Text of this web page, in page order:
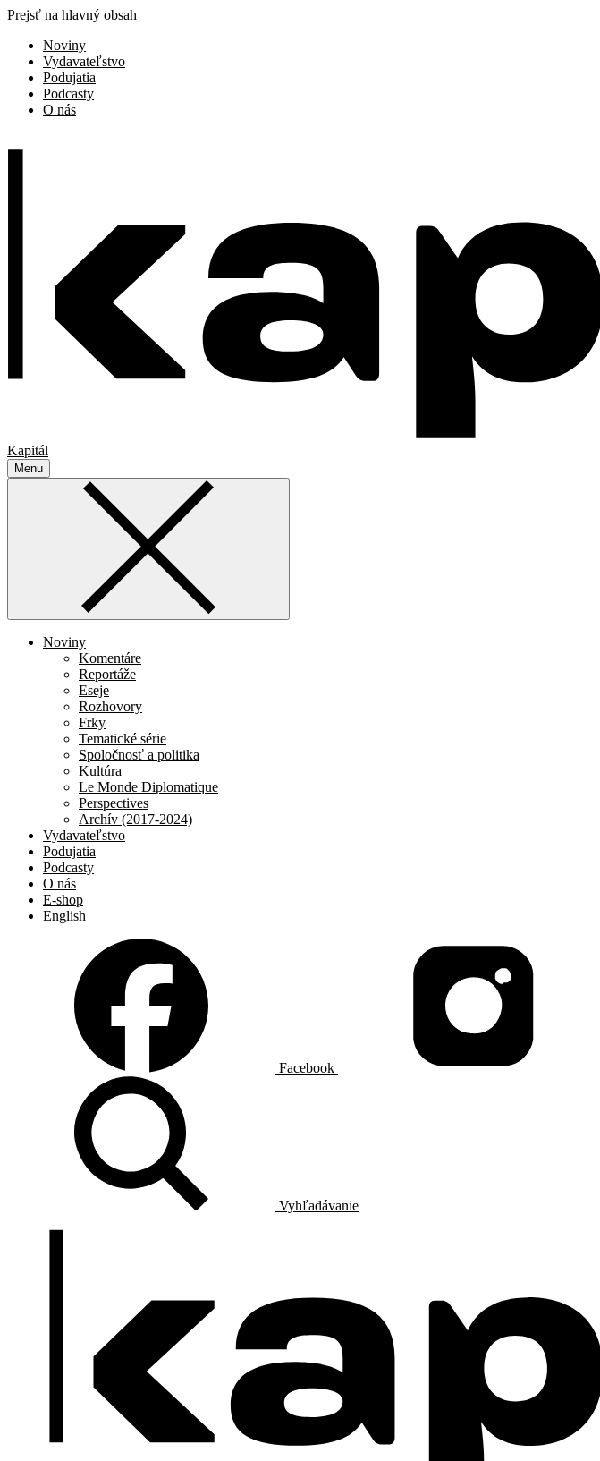
Prejsť na hlavný obsah
Noviny
Vydavateľstvo
Podujatia
Podcasty
O nás
Kapitál
Menu
Noviny
Komentáre
Reportáže
Eseje
Rozhovory
Frky
Tematické série
Spoločnosť a politika
Kultúra
Le Monde Diplomatique
Perspectives
Archív (2017-2024)
Vydavateľstvo
Podujatia
Podcasty
O nás
E-shop
English
Facebook
Vyhľadávanie